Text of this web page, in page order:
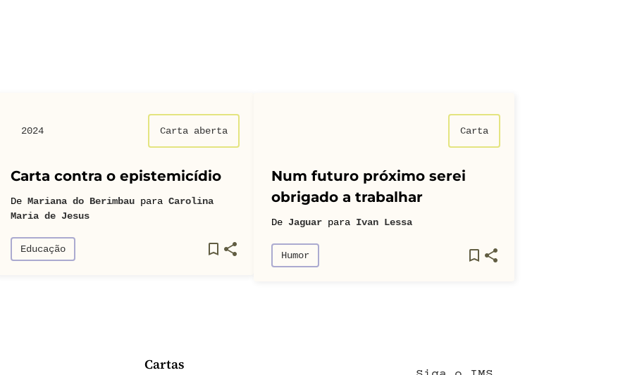
2024 Carta aberta
Carta contra o epistemicídio
De Mariana do Berimbau para Carolina
Maria de Jesus
Educação
Carta
Num futuro próximo serei
obrigado a trabalhar
De Jaguar para Ivan Lessa
Humor
Cartas